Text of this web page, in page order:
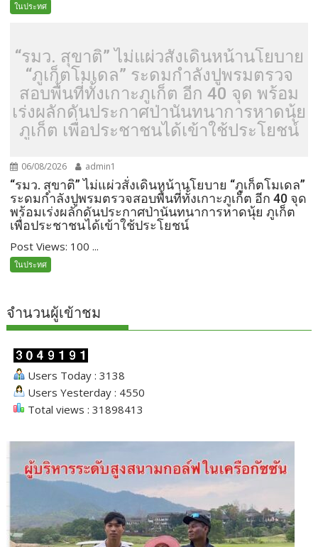
ในประทศ
“รมว. สุขาติ” ไม่แผ่วสั่งเดินหน้านโยบาย
“ภูเก็ตโมเดล” ระดมกำลังปูพรมตรวจ
สอบพื้นที่ทั้งเกาะภูเก็ต อีก 40 จุด พร้อม
เร่งผลักดันประกาศป่านันทนาการหาดนุ้ย
ภูเก็ต เพื่อประชาชนได้เข้าใช้ประโยชน์
06/08/2026 admin1
“รมว. สุขาติ” ไม่แผ่วสั่งเดินหน้านโยบาย “ภูเก็ตโมเดล”
ระดมกำลังปูพรมตรวจสอบพื้นที่ทั้งเกาะภูเก็ต อีก 40 จุด
พร้อมเร่งผลักดันประกาศป่านันทนาการหาดนุ้ย ภูเก็ต
เพื่อประชาชนได้เข้าใช้ประโยชน์
Post Views: 100 ...
ในประทศ
จำนวนผู้เข้าชม
Users Today : 3138
Users Yesterday : 4550
Total views : 31898413